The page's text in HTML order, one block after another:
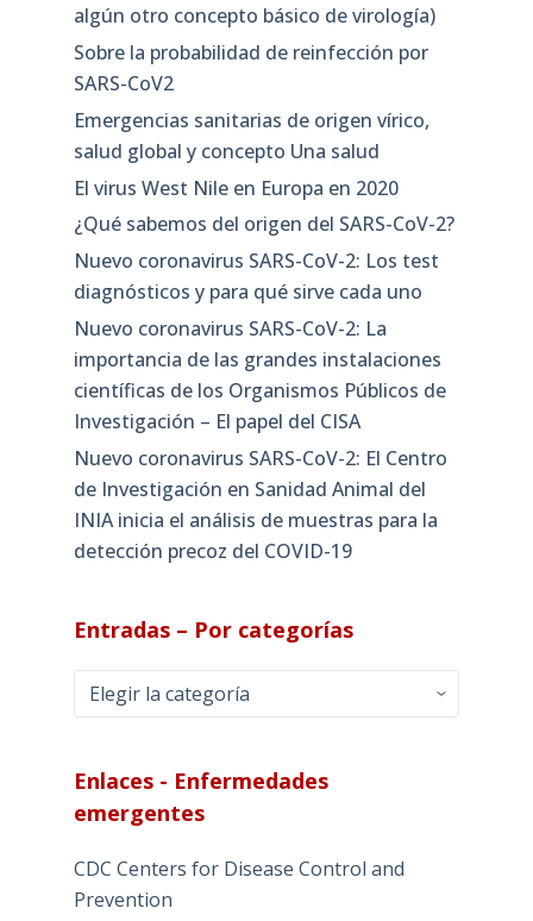
algún otro concepto básico de virología)
Sobre la probabilidad de reinfección por
SARS-CoV2
Emergencias sanitarias de origen vírico,
salud global y concepto Una salud
El virus West Nile en Europa en 2020
¿Qué sabemos del origen del SARS-CoV-2?
Nuevo coronavirus SARS-CoV-2: Los test
diagnósticos y para qué sirve cada uno
Nuevo coronavirus SARS-CoV-2: La
importancia de las grandes instalaciones
científicas de los Organismos Públicos de
Investigación – El papel del CISA
Nuevo coronavirus SARS-CoV-2: El Centro
de Investigación en Sanidad Animal del
INIA inicia el análisis de muestras para la
detección precoz del COVID-19
Entradas – Por categorías
Entradas
–
categorías
Enlaces - Enfermedades
emergentes
CDC Centers for Disease Control and
Prevention